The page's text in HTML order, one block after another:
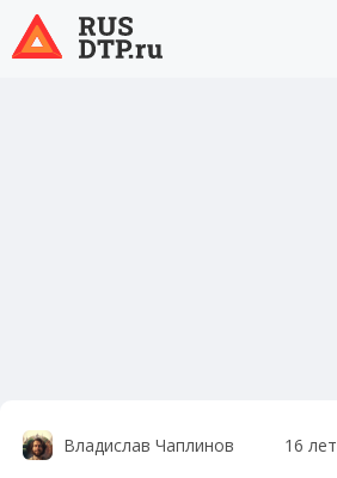
Владислав Чаплинов 16